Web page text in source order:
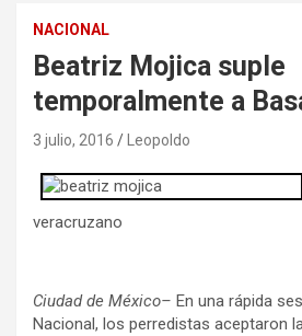
NACIONAL
Beatriz Mojica suple
temporalmente a
3 julio, 2016 Leopoldo
veracruzano
Ciudad de México– En una rápida
Nacional, los perredistas aceptaron